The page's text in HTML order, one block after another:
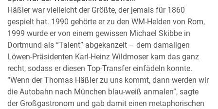
Häßler war vielleicht der Größte, der jemals für 1860
gespielt hat. 1990 gehörte er zu den WM-Helden von Rom,
1999 wurde er von einem gewissen Michael Skibbe in
Dortmund als “Talent” abgekanzelt – dem damaligen
Löwen-Präsidenten Karl-Heinz Wildmoser kam das ganz
recht, sodass er diesen Top-Transfer einfädeln konnte.
“Wenn der Thomas Häßler zu uns kommt, dann werden wir
die Autobahn nach München blau-weiß anmalen”, sagte
der Großgastronom und gab damit einen metaphorischen